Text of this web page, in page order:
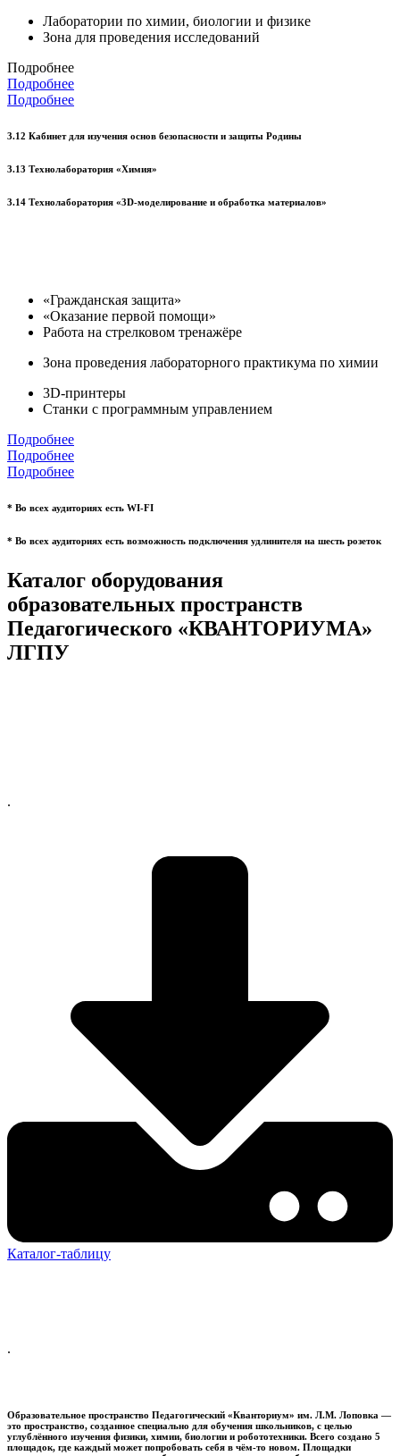
Лаборатории по химии, биологии и физике
Зона для проведения исследований
Подробнее
Подробнее
Подробнее
3.12 Кабинет для изучения основ безопасности и защиты Родины
3.13 Технолаборатория «Химия»
3.14 Технолаборатория «3D-моделирование и обработка материалов»
«Гражданская защита»
«Оказание первой помощи»
Работа на стрелковом тренажёре
Зона проведения лабораторного практикума по химии
3D-принтеры
Станки с программным управлением
Подробнее
Подробнее
Подробнее
* Во всех аудиториях есть WI-FI
* Во всех аудиториях есть возможность подключения удлинителя на шесть розеток
Каталог оборудования
образовательных пространств
Педагогического «КВАНТОРИУМА»
ЛГПУ
.
Каталог-таблицу
.
Образовательное пространство Педагогический «Кванториум» им. Л.М. Лоповка —
это пространство, созданное специально для обучения школьников, с целью
углублённого изучения физики, химии, биологии и робототехники. Всего создано 5
площадок, где каждый может попробовать себя в чём-то новом. Площадки